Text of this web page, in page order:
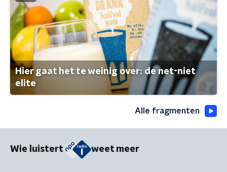
Hier gaat het te weinig over: de net-niet
elite
Alle fragmenten
Wie luistert weet meer